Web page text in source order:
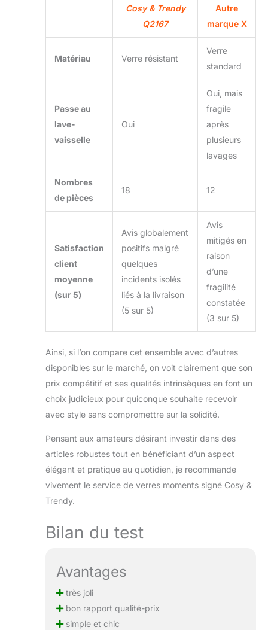
Cosy & Trendy
Q2167
Autre
marque X
Matériau Verre résistant
Verre
standard
Passe au
lave-
vaisselle
Oui
Oui, mais
fragile
après
plusieurs
lavages
Nombres
de pièces
18 12
Satisfaction
client
moyenne
(sur 5)
Avis globalement
positifs malgré
quelques
incidents isolés
liés à la livraison
(5 sur 5)
Avis
mitigés en
raison
d’une
fragilité
constatée
(3 sur 5)
Ainsi, si l’on compare cet ensemble avec d’autres
disponibles sur le marché, on voit clairement que son
prix compétitif et ses qualités intrinsèques en font un
choix judicieux pour quiconque souhaite recevoir
avec style sans compromettre sur la solidité.
Pensant aux amateurs désirant investir dans des
articles robustes tout en bénéficiant d’un aspect
élégant et pratique au quotidien, je recommande
vivement le service de verres moments signé Cosy &
Trendy.
Bilan du test
Avantages
très joli
bon rapport qualité-prix
simple et chic